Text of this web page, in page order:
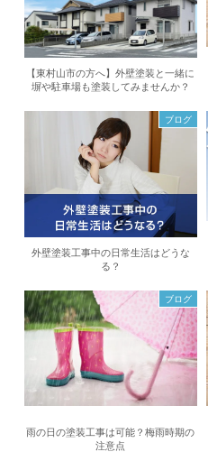
【東村山市の方へ】外壁塗装と一緒に
塀や駐車場も塗装してみませんか？
ブログ
外壁塗装工事中の日常生活はどうな
る？
ブログ
雨の日の塗装工事は可能？梅雨時期の
注意点